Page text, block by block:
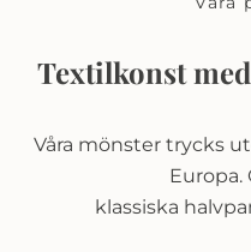
Textilkonst
Våra mönster trycks
Europa.
klassiska